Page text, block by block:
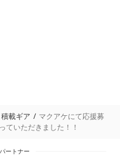
載ギア
マクアケにて応援募
ていただきました！！